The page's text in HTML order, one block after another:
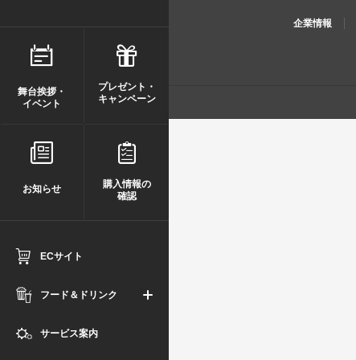
舞台挨拶・
イベント
プレゼント・
キャンペーン
お知らせ
購入情報の
確認
ECサイト
フード＆ドリンク
サービス案内
企業情報